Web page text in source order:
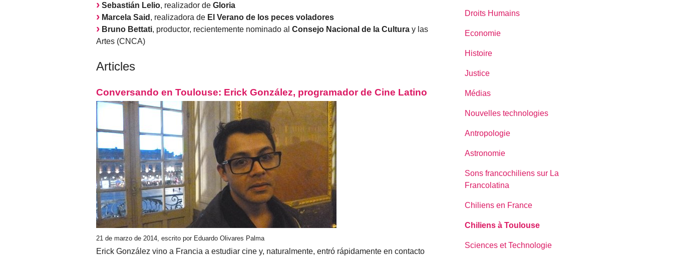
Sebastián Lelio, realizador de Gloria
Marcela Said , realizadora de El Verano de los peces voladores
Bruno Bettati, productor, recientemente nominado al Consejo Nacional de la Cultura y las
Artes (CNCA)
Articles
Conversando en Toulouse: Erick González, programador de Cine Latino
21 de marzo de 2014, escrito por Eduardo Olivares Palma
Erick González vino a Francia a estudiar cine y, naturalmente, entró rápidamente en contacto
Droits Humains
Economie
Histoire
Justice
Médias
Nouvelles technologies
Antropologie
Astronomie
Sons francochiliens sur La
Francolatina
Chiliens en France
Chiliens à Toulouse
Sciences et Technologie